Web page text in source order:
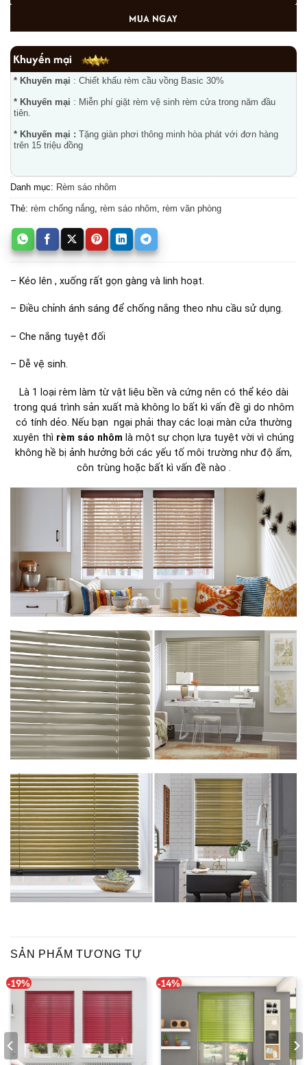
MUA NGAY
Khuyến mại
* Khuyến mại : Chiết khấu rèm cầu vồng Basic 30%
* Khuyến mại : Miễn phí giặt rèm vệ sinh rèm cửa trong năm đầu
tiên.
* Khuyến mại : Tặng giàn phơi thông minh hòa phát với đơn hàng
trên 15 triệu đồng
Danh mục: Rèm sáo nhôm
Thẻ: rèm chống nắng rèm sáo nhôm rèm văn phòng
– Kéo lên , xuống rất gọn gàng và linh hoạt.
– Điều chỉnh ánh sáng để chống nắng theo nhu cầu sử dụng.
– Che nắng tuyệt đối
– Dễ vệ sinh.
Là 1 loại rèm làm từ vật liệu bền và cứng nên có thể kéo dài
trong quá trình sản xuất mà không lo bất kì vấn đề gì do nhôm
có tính dẻo. Nếu bạn ngại phải thay các loại màn cửa thường
xuyên thì rèm sáo nhôm là một sự chọn lựa tuyệt vời vì chúng
không hề bị ảnh hưởng bởi các yếu tố môi trường như độ ẩm,
côn trùng hoặc bất kì vấn đề nào .
SẢN PHẨM TƯƠNG TỰ
-19% -14%